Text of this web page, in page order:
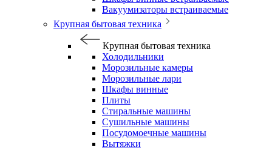
Вакуумизаторы встраиваемые
Крупная бытовая техника
Крупная бытовая техника
Холодильники
Морозильные камеры
Морозильные лари
Шкафы винные
Плиты
Стиральные машины
Сушильные машины
Посудомоечные машины
Вытяжки